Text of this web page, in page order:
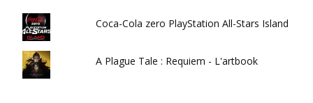
Coca-Cola zero PlayStation All-Stars Island
A Plague Tale : Requiem - L'artbook